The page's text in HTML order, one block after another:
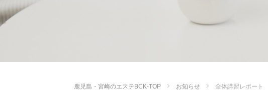
鹿児島・宮崎のエステBCK-TOP お知らせ 全体講習レポート